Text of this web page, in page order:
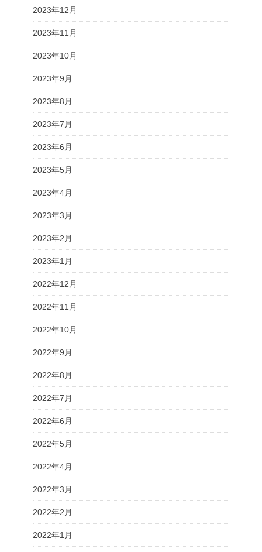
2023年12月
2023年11月
2023年10月
2023年9月
2023年8月
2023年7月
2023年6月
2023年5月
2023年4月
2023年3月
2023年2月
2023年1月
2022年12月
2022年11月
2022年10月
2022年9月
2022年8月
2022年7月
2022年6月
2022年5月
2022年4月
2022年3月
2022年2月
2022年1月